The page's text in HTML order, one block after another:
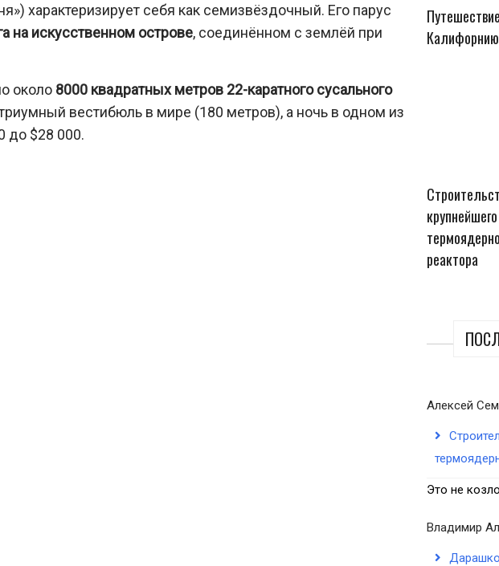
Калифорнию
реактора
Алексей
Это не
Владимир
характеризирует себя как семизвёздочный. Его парус
на искусственном острове, соединённом с землёй при
около 8000 квадратных метров 22-каратного сусального
вестибюль в мире (180 метров), а ночь в одном из
до $28 000.